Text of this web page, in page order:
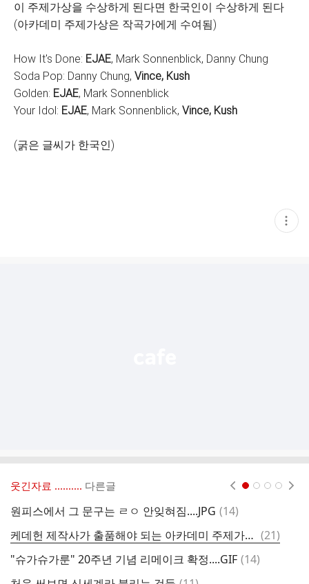
이 주제가상을 수상하게 된다면 한국인이 수상하게 된다
(아카데미 주제가상은 작곡가에게 수여됨)
How It's Done: EJAE, Mark Sonnenblick, Danny Chung
Soda Pop: Danny Chung, Vince, Kush
Golden: EJAE, Mark Sonnenblick
Your Idol: EJAE, Mark Sonnenblick, Vince, Kush
(굵은 글씨가 한국인)
현
재
웃긴자료 ‥‥‥‥.. 다른글
원피스에서 그 문구는 ㄹㅇ 안잊혀짐....JPG 댓
(14)
케데헌 제작사가 출품해야 되는 아카데미 주제가상 후보곡은? 댓
글
(21)
"슈가슈가룬" 20주년 기념 리메이크 확정....GIF 댓
(14)